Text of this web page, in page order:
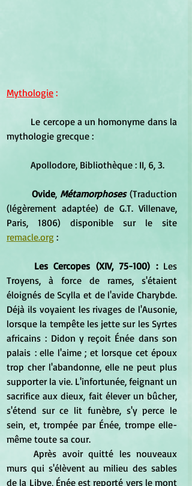
Mythologie :
Le cercope a un homonyme dans la
mythologie grecque :
	Apollodore, Bibliothèque : II, 6, 3.
Ovide, Métamorphoses (Traduction
(légèrement adaptée) de G.T. Villenave,
remacle.org :
Les Cercopes (XIV, 75-100) : Les
Troyens, à force de rames, s'étaient
éloignés de Scylla et de l'avide Charybde.
Déjà ils voyaient les rivages de l'Ausonie,
lorsque la tempête les jette sur les Syrtes
africains : Didon y reçoit Énée dans son
palais : elle l'aime ; et lorsque cet époux
trop cher l'abandonne, elle ne peut plus
supporter la vie. L'infortunée, feignant un
sacrifice aux dieux, fait élever un bûcher,
s'étend sur ce lit funèbre, s'y perce le
sein, et, trompée par Énée, trompe elle-
même toute sa cour.
	Après avoir quitté les nouveaux
murs qui s'élèvent au milieu des sables
de la Libye, Énée est reporté vers le mont